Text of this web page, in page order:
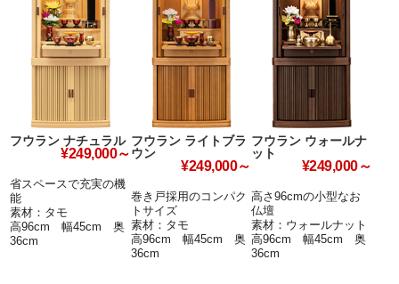
フウラン ナチュラル
¥249,000～
省スペースで充実の機
能
素材：タモ
高96cm 幅45cm 奥
36cm
フウラン ライトブラ
ウン
¥249,000～
巻き戸採用のコンパク
トサイズ
素材：タモ
高96cm 幅45cm 奥
36cm
フウラン ウォールナ
ット
¥249,000～
高さ96cmの小型なお
仏壇
素材：ウォールナット
高96cm 幅45cm 奥
36cm